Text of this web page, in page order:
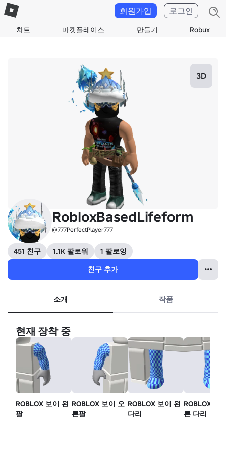
차트 마켓플레이스 만들기 Robux
회원가입 로그인
3D
RobloxBasedLifeform
@777PerfectPlayer777
451 친구 1.1K 팔로워
1 팔로잉
친구 추가
소개 작품
현재 장착 중
ROBLOX 보이 왼
팔
ROBLOX 보이 오
른팔
ROBLOX 보이 왼
다리
ROBLOX 보
른 다리